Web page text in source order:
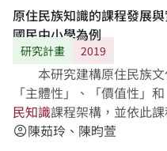
原住民族知識的課程發展
國民中小學為例
研究計畫 2019
本研究建構原住民族文
「主體性」、「價值性」
民知識課程架構，並依此
性的學習素材，接著以文
account_circle陳茹玲、陳昀萱